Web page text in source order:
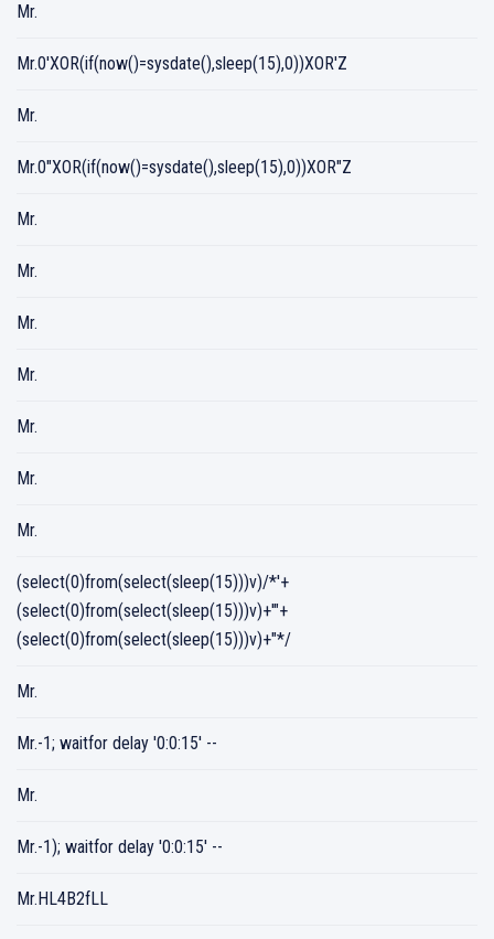
Mr.
Mr.0'XOR(if(now()=sysdate(),sleep(15),0))XOR'Z
Mr.
Mr.0"XOR(if(now()=sysdate(),sleep(15),0))XOR"Z
Mr.
Mr.
Mr.
Mr.
Mr.
Mr.
Mr.
(select(0)from(select(sleep(15)))v)/*'+
(select(0)from(select(sleep(15)))v)+'"+
(select(0)from(select(sleep(15)))v)+"*/
Mr.
Mr.-1; waitfor delay '0:0:15' --
Mr.
Mr.-1); waitfor delay '0:0:15' --
Mr.HL4B2fLL